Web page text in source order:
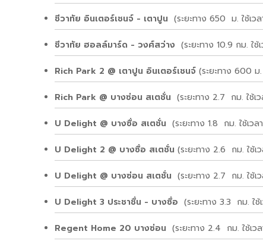
ชีวาทัย อินเตอร์เชนจ์ - เตาปูน (ระยะทาง 650 ม. ใช้เว
ชีวาทัย ฮอลล์มาร์ด - วงศ์สว่าง (ระยะทาง 10.9 กม. ใช้
Rich Park 2 @ เตาปูน อินเตอร์เชนจ์ (ระยะทาง 600 ม
Rich Park @ บางซ่อน สเตชั่น (ระยะทาง 2.7 กม. ใช้เ
U Delight @ บางซื่อ สเตชั่น (ระยะทาง 1.8 กม. ใช้เวล
U Delight 2 @ บางซื่อ สเตชั่น (ระยะทาง 2.6 กม. ใช้เ
U Delight @ บางซ่อน สเตชั่น (ระยะทาง 2.7 กม. ใช้เ
U Delight 3 ประชาชื่น - บางซื่อ (ระยะทาง 3.3 กม. ใช้
Regent Home 20 บางซ่อน (ระยะทาง 2.4 กม. ใช้เว